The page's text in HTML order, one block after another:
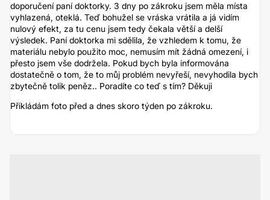
doporučení paní doktorky. 3 dny po zákroku jsem měla místa
vyhlazená, oteklá. Teď bohužel se vráska vrátila a já vidím
nulový efekt, za tu cenu jsem tedy čekala větší a delší
výsledek. Paní doktorka mi sdělila, že vzhledem k tomu, že
materiálu nebylo použito moc, nemusím mít žádná omezení, i
přesto jsem vše dodržela. Pokud bych byla informována
dostatečně o tom, že to můj problém nevyřeší, nevyhodila bych
zbytečně tolik peněz.. Poradíte co teď s tím? Děkuji
Přikládám foto před a dnes skoro týden po zákroku.